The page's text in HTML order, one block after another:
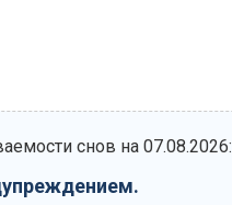
снов на 07.08.2026: